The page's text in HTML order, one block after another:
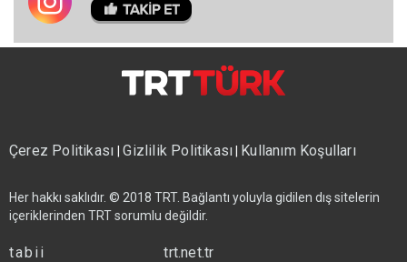
Çerez Politikası|Gizlilik Politikası| Kullanım Koşulları
Her hakkı saklıdır. © 2018 TRT. Bağlantı yoluyla gidilen dış sitelerin
içeriklerinden TRT sorumlu değildir.
tabii
trt.net.tr